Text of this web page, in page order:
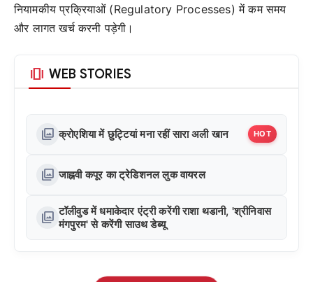
नियामकीय प्रक्रियाओं (Regulatory Processes) में कम समय
और लागत खर्च करनी पड़ेगी।
amp_stories WEB STORIES
photo_library क्रोएशिया में छुट्टियां मना रहीं सारा अली खान HOT
photo_library जाह्नवी कपूर का ट्रेडिशनल लुक वायरल
photo_library टॉलीवुड में धमाकेदार एंट्री करेंगी राशा थडानी, 'श्रीनिवास
मंगपुरम' से करेंगी साउथ डेब्यू